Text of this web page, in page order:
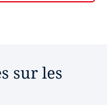
sur les